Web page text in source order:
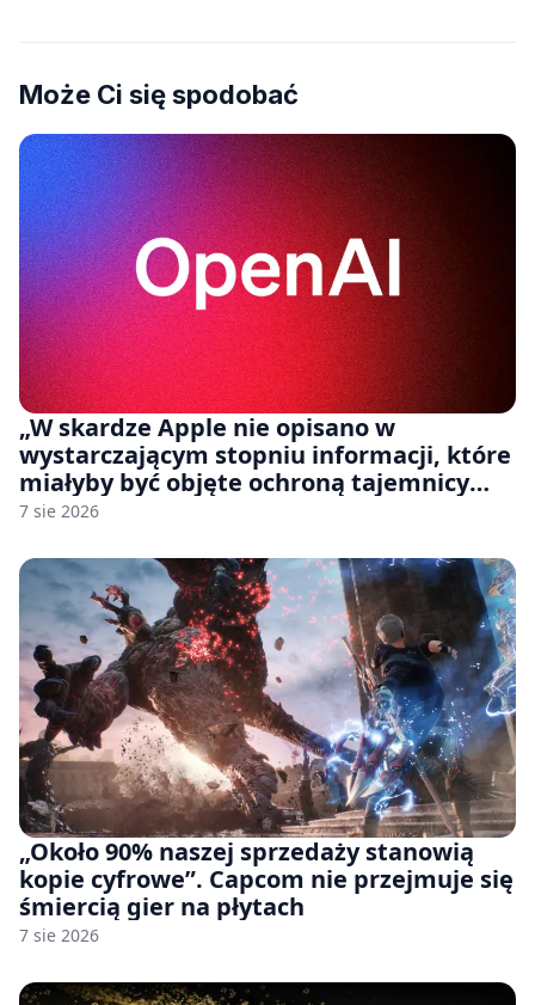
Może Ci się spodobać
„W skardze Apple nie opisano w
wystarczającym stopniu informacji, które
miałyby być objęte ochroną tajemnicy
handlowej”. OpenAI żąda odrzucenia
7 sie 2026
„Około 90% naszej sprzedaży stanowią
kopie cyfrowe”. Capcom nie przejmuje się
śmiercią gier na płytach
7 sie 2026